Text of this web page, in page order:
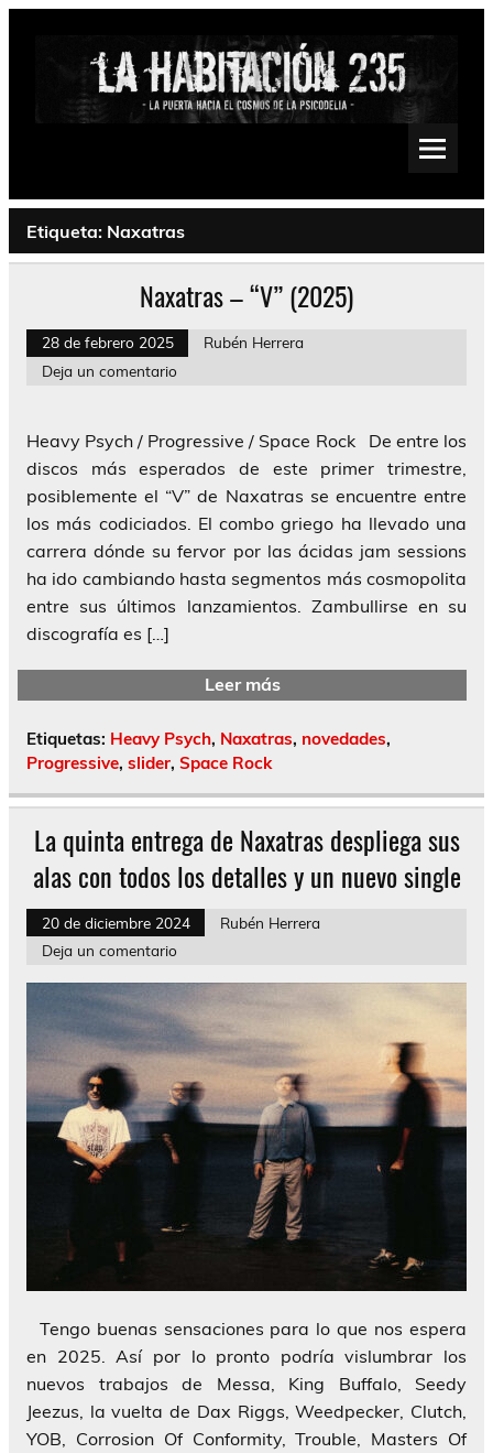
Saltar
Psychedelic, Stoner, Doom, Sludge, Fuzz, Space, Drone
Etiqueta: Naxatras
Naxatras – “V” (2025)
28 de febrero 2025
Rubén Herrera
Deja un comentario
Heavy Psych / Progressive / Space Rock De entre los
discos más esperados de este primer trimestre,
posiblemente el “V” de Naxatras se encuentre entre
los más codiciados. El combo griego ha llevado una
carrera dónde su fervor por las ácidas jam sessions
ha ido cambiando hasta segmentos más cosmopolita
entre sus últimos lanzamientos. Zambullirse en su
discografía es […]
Leer más
Etiquetas: Heavy Psych, Naxatras, novedades,
Progressive, slider, Space Rock
La quinta entrega de Naxatras despliega sus
alas con todos los detalles y un nuevo single
20 de diciembre 2024
Rubén Herrera
Deja un comentario
Tengo buenas sensaciones para lo que nos espera
en 2025. Así por lo pronto podría vislumbrar los
nuevos trabajos de Messa, King Buffalo, Seedy
Jeezus, la vuelta de Dax Riggs, Weedpecker, Clutch,
YOB, Corrosion Of Conformity, Trouble, Masters Of